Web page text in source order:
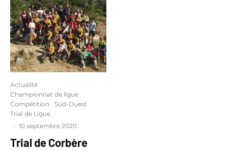
Actualité
Championnat de ligue
Compétition
Sud-Ouest
Trial de Ligue
· 10 septembre 2020
Trial de Corbère